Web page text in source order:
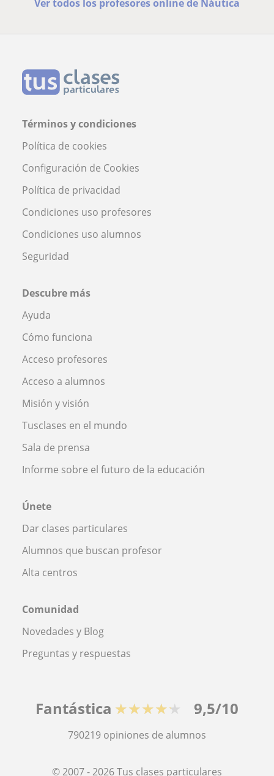
Ver todos los profesores online de Náutica
Términos y condiciones
Política de cookies
Configuración de Cookies
Política de privacidad
Condiciones uso profesores
Condiciones uso alumnos
Seguridad
Descubre más
Ayuda
Cómo funciona
Acceso profesores
Acceso a alumnos
Misión y visión
Tusclases en el mundo
Sala de prensa
Informe sobre el futuro de la educación
Únete
Dar clases particulares
Alumnos que buscan profesor
Alta centros
Comunidad
Novedades y Blog
Preguntas y respuestas
Fantástica ★★★★★ 9,5/10
790219 opiniones de alumnos
© 2007 - 2026 Tus clases particulares